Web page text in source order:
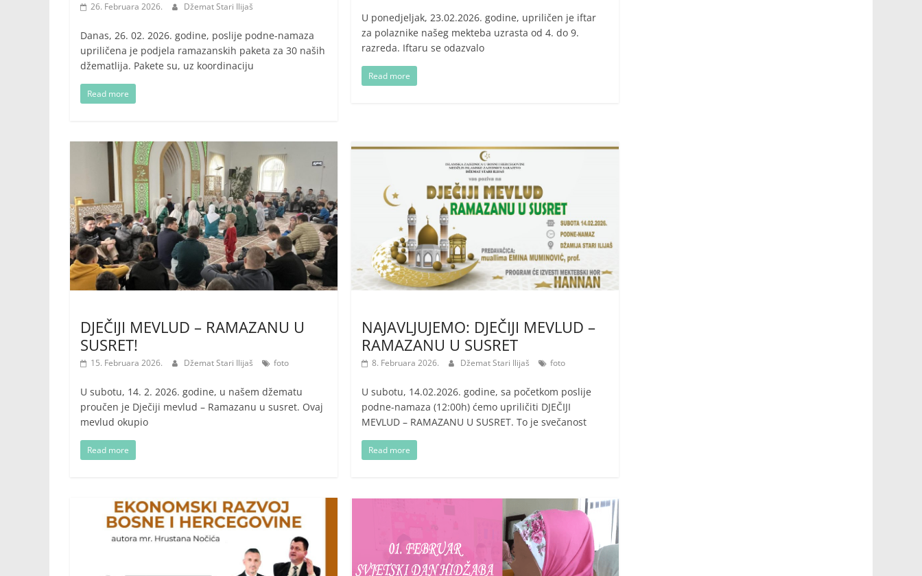
26. Februara 2026. Džemat Stari Ilijaš
Danas, 26. 02. 2026. godine, poslije podne-namaza
upriličena je podjela ramazanskih paketa za 30 naših
džematlija. Pakete su, uz koordinaciju
Read more
U ponedjeljak, 23.02.2026. godine, upriličen je iftar
za polaznike našeg mekteba uzrasta od 4. do 9.
razreda. Iftaru se odazvalo
Read more
DJEČIJI MEVLUD – RAMAZANU U
SUSRET!
15. Februara 2026. Džemat Stari Ilijaš foto
U subotu, 14. 2. 2026. godine, u našem džematu
proučen je Dječiji mevlud – Ramazanu u susret. Ovaj
mevlud okupio
Read more
NAJAVLJUJEMO: DJEČIJI MEVLUD –
RAMAZANU U SUSRET
8. Februara 2026. Džemat Stari Ilijaš foto
U subotu, 14.02.2026. godine, sa početkom poslije
podne-namaza (12:00h) ćemo upriličiti DJEČIJI
MEVLUD – RAMAZANU U SUSRET. To je svečanost
Read more